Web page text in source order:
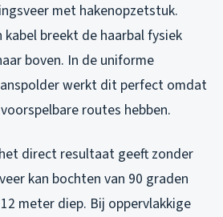
met hakenopzetstuk.
kabel breekt de haarbal fysiek
boven. In de uniforme
werkt dit perfect omdat
routes hebben.
direct resultaat geeft zonder
kan bochten van 90 graden
meter diep. Bij oppervlakkige